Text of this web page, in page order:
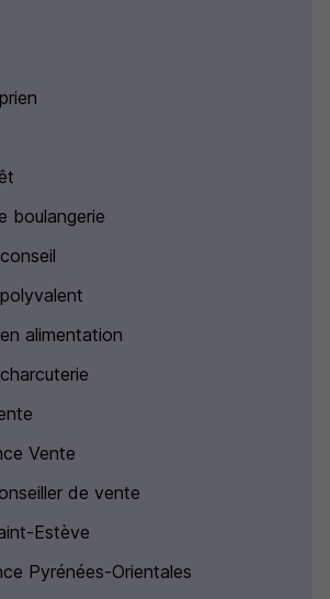
boulangerie
alimentation
Vente
de vente
Estève
Pyrénées-Orientales